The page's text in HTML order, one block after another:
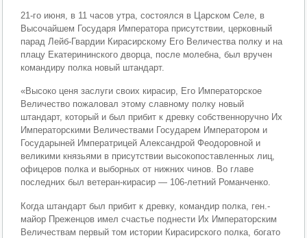
21-го июня, в 11 часов утра, состоялся в Царском Селе, в
Высочайшем Государя Императора присутствии, церковный
парад Лейб-Гвардии Кирасирскому Его Величества полку и на
плацу Екатерининского дворца, после молебна, был вручен
командиру полка новый штандарт.
«Высоко ценя заслуги своих кирасир, Его Императорское
Величество пожаловал этому славному полку новый
штандарт, который и был прибит к древку собственноручно Их
Императорскими Величествами Государем Императором и
Государыней Императрицей Александрой Феодоровной и
великими князьями в присутствии высокопоставленных лиц,
офицеров полка и выборных от нижних чинов. Во главе
последних был ветеран-кирасир — 106-летний Романченко.
Когда штандарт был прибит к древку, командир полка, ген.-
майор Преженцов имел счастье поднести Их Императорским
Величествам первый том истории Кирасирского полка, богато